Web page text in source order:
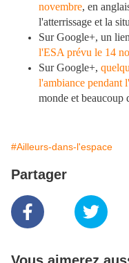
novembre, en
l'atterrissage et la
Sur Google+, un
l'ESA prévu le 14
Sur Google+,
l'ambiance pendant
monde et beaucoup
#Ailleurs-dans-l'espace
Partager